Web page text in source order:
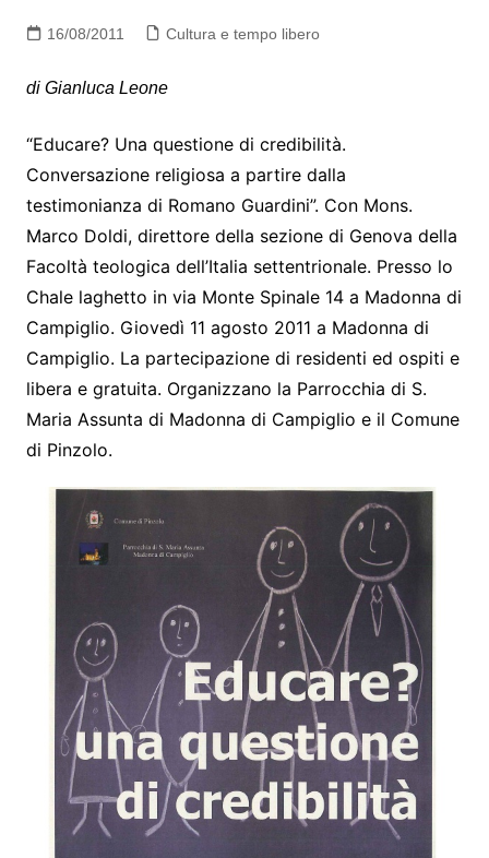
16/08/2011 Cultura e tempo libero
di Gianluca Leone
“Educare? Una questione di credibilità.
Conversazione religiosa a partire dalla
testimonianza di Romano Guardini”. Con Mons.
Marco Doldi, direttore della sezione di Genova della
Facoltà teologica dell’Italia settentrionale. Presso lo
Chale laghetto in via Monte Spinale 14 a Madonna di
Campiglio. Giovedì 11 agosto 2011 a Madonna di
Campiglio. La partecipazione di residenti ed ospiti e
libera e gratuita. Organizzano la Parrocchia di S.
Maria Assunta di Madonna di Campiglio e il Comune
di Pinzolo.